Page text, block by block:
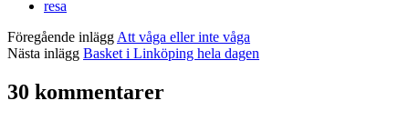
resa
Föregående inlägg Att våga eller inte våga
Nästa inlägg Basket i Linköping hela dagen
30 kommentarer